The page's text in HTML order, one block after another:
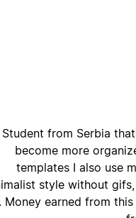
Student from
become more
templates I also
minimalist style
etc. Money earned